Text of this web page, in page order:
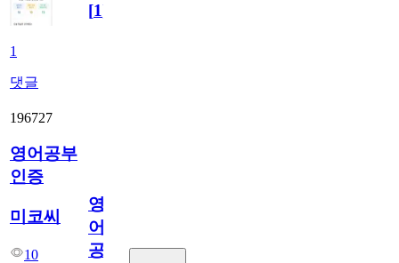
1
댓글
[1]
196727
영어공부
인증
미코씨
10
영
어
공